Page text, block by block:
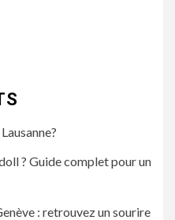
? Guide complet pour un
: retrouvez un sourire